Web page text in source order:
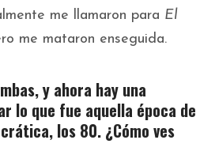
me llamaron para El
me mataron enseguida.
y ahora hay una
lo que fue aquella época de
los 80. ¿Cómo ves